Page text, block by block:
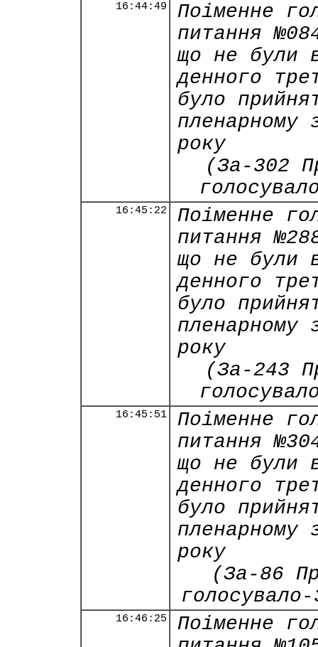
16:44:49
Поіменне
питання
що не були
денного
було
пленарному
року
(За-302
16:45:22
Поіменне
питання
що не були
денного
було
пленарному
року
(За-243
16:45:51
Поіменне
питання
що не були
денного
було
пленарному
року
(За-86
16:46:25
Поіменне